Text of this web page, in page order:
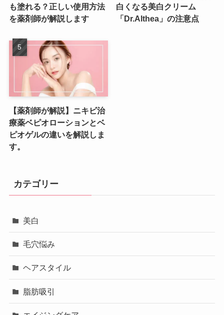
も塗れる？正しい使用方法
を薬剤師が解説します
白くなる美白クリーム
「Dr.Althea」の注意点
【薬剤師が解説】ニキビ治
療薬ベピオローションとベ
ピオゲルの違いを解説しま
す。
カテゴリー
美白
毛穴悩み
ヘアスタイル
脂肪吸引